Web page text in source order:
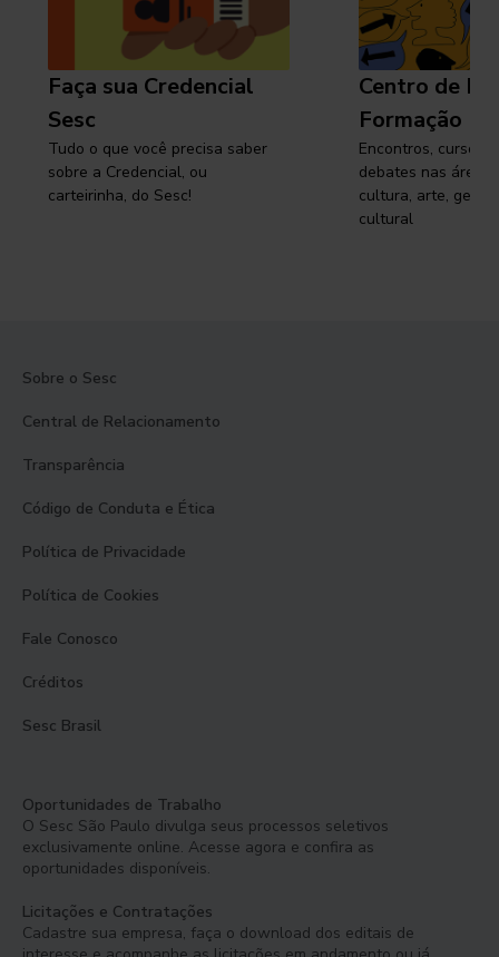
Faça sua Credencial
Sesc
Tudo o que você precisa saber
sobre a Credencial, ou
carteirinha, do Sesc!
Centro de
Formação
Encontros, cursos,
debates nas áreas
cultura, arte,
cultural
Sobre o Sesc
Central de Relacionamento
Transparência
Código de Conduta e Ética
Política de Privacidade
Política de Cookies
Fale Conosco
Créditos
Sesc Brasil
Oportunidades de Trabalho
O Sesc São Paulo divulga seus processos seletivos
exclusivamente online. Acesse agora e confira as
oportunidades disponíveis.
Licitações e Contratações
Cadastre sua empresa, faça o download dos editais de